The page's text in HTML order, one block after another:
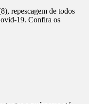
repescagem de todos
19. Confira os